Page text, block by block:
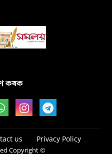
কৰক
us Privacy Policy
Copyright ©